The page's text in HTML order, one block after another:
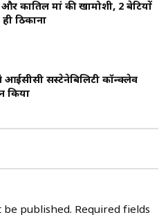
कातिल मां की खामोशी, 2 बेटियों
ठिकाना
आईसीसी सस्टेनेबिलिटी कॉन्क्लेव
किया
be published. Required fields